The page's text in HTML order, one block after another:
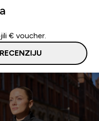
€ voucher.